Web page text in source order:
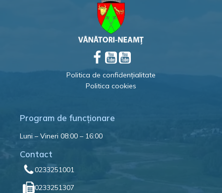
Politica de confidențialitate
Politica cookies
Program de funcționare
Luni – Vineri 08:00 – 16:00
Contact
0233251001
0233251307